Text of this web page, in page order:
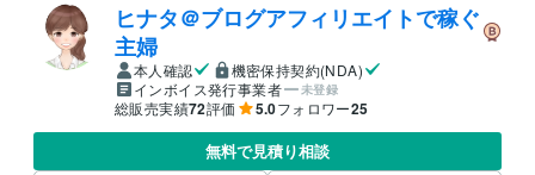
ヒナタ＠ブログアフィリエイトで稼ぐ
主婦
本人確認
機密保持契約(NDA)
インボイス発行事業者
未登録
総販売実績72評価 5.0フォロワー25
無料で見積り相談